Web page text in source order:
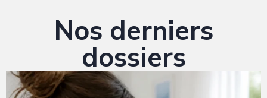
Nos derniers
dossiers